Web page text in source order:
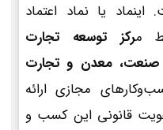
اینماد یا نماد اعتماد
رکز توسعه تجارت
صنعت، معدن و تجارت
مجازی ارائه
قانونی این کسب و